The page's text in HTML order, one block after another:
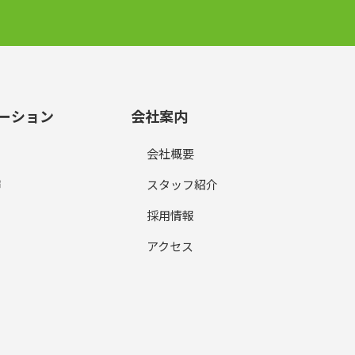
ション 会社案内
会社概要
スタッフ紹介
採用情報
アクセス